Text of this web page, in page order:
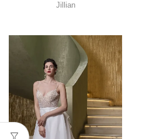
Jillian